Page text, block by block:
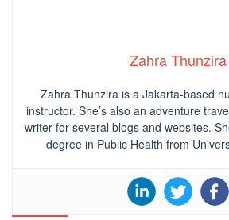
Zahra Thunzira
Zahra Thunzira is a Jakarta-based
instructor. She’s also an adventure
writer for several blogs and websites.
degree in Public Health from